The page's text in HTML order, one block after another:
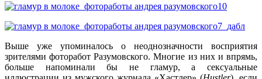
Выше уже упоминалось о неоднозначности восприятия
зрителями фоторабот Разумовского. Многие из них и впрямь,
больше напоминали бы не гламур, а сексуальные